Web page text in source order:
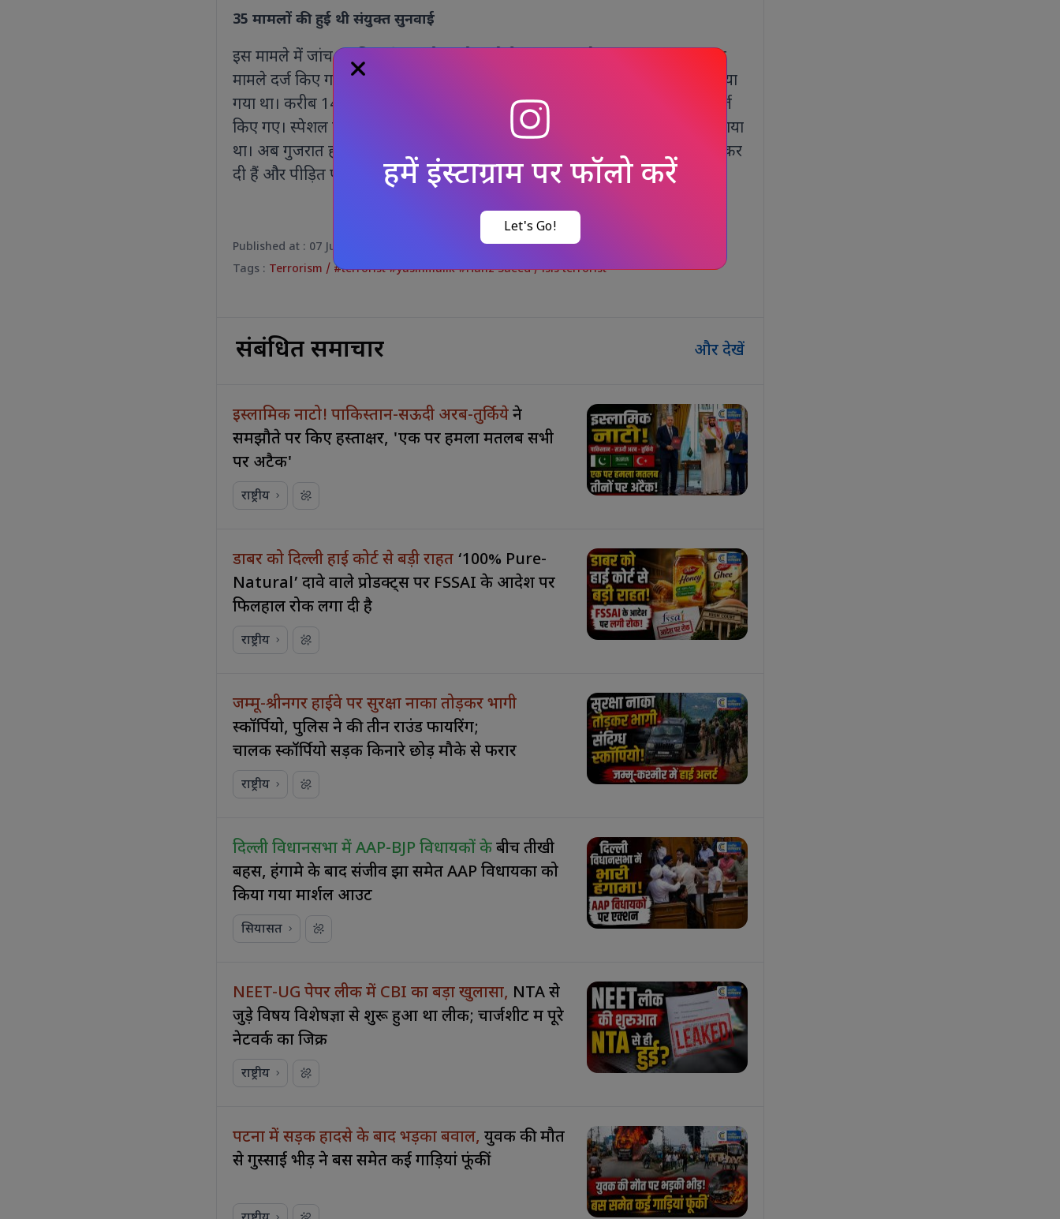
हमें इंस्टाग्राम पर फॉलो करें
Let's Go!
35 मामलों की हुई थी संयुक्त सुनवाई
इस मामले में जांच एजेंसियों ने 78 लोगों को आरोपी बनाया था और कुल 35 अलग-अलग
मामले दर्ज किए गए थे। इन सभी मामलों की सुनवाई के लिए विशेष अदालत का गठन किया
गया था। करीब 14 वर्षों तक चली सुनवाई के दौरान 1,150 से अधिक गवाहों के बयान दर्ज
किए गए। स्पेशल कोर्ट ने 8 फरवरी 2022 को लगभग 6,700 पन्नों का विस्तृत फैसला सुनाया
था। अब गुजरात हाईकोर्ट ने उस फैसले को बरकरार रखते हुए दोषियों की अपीलें खारिज कर
दी हैं और पीड़ित परिवारों को मुआवजा देने का भी आदेश दिया है।
Published at : 07 Jul 2026, 12:00 pm (IST)
Tags : Terrorism/ #terrorist #yasinmalik #Hafiz Saeed/isis terrorist
संबंधित समाचार और देखें
इस्लामिक नाटो! पाकिस्तान-सऊदी अरब-तुर्कियेने
समझौते पर किए हस्ताक्षर, 'एक पर हमला मतलब सभी
पर अटैक'
राष्ट्रीय
डाबर को दिल्ली हाई कोर्ट से बड़ी राहत ‘100% Pure-
Natural’ दावे वाले प्रोडक्ट्स पर FSSAI के आदेश पर
फिलहाल रोक लगा दी है
राष्ट्रीय
जम्मू-श्रीनगर हाईवे पर सुरक्षा नाका तोड़कर भागी
स्कॉर्पियो, पुलिस ने की तीन राउंड फायरिंग;
चालक स्कॉर्पियो सड़क किनारे छोड़ मौके से फरार
राष्ट्रीय
दिल्ली विधानसभा में AAP-BJP विधायकों केबीच तीखी
बहस, हंगामे के बाद संजीव झा समेत AAP विधायकों को
किया गया मार्शल आउट
सियासत
NEET-UG पेपर लीक में CBI का बड़ा खुलासा, NTA से
जुड़े विषय विशेषज्ञों से शुरू हुआ था लीक; चार्जशीट में पूरे
नेटवर्क का जिक्र
राष्ट्रीय
पटना में सड़क हादसे के बाद भड़का बवाल,युवक की मौत
से गुस्साई भीड़ ने बस समेत कई गाड़ियां फूंकीं